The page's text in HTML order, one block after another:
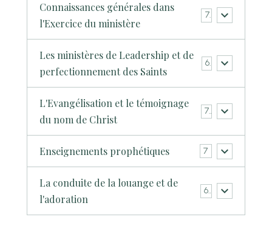
Connaissances générales dans
l'Exercice du ministère
7
Les ministères de Leadership et de
perfectionnement des Saints
6
L'Evangélisation et le témoignage
du nom de Christ
7
Enseignements prophétiques 7
La conduite de la louange et de
l'adoration
6